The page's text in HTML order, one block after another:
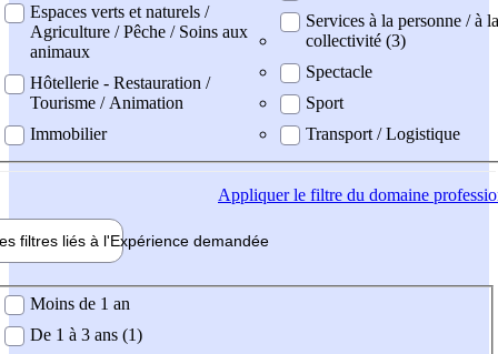
Espaces verts et naturels /
Agriculture / Pêche / Soins aux
animaux
Hôtellerie - Restauration /
Tourisme / Animation
Immobilier
Services à la personne / à la
collectivité (3)
Spectacle
Sport
Transport / Logistique
Appliquerle filtre du domaine
filtres liés à l'Expérience demandée
demandée
Moins de 1 an
De 1 à 3 ans (1)